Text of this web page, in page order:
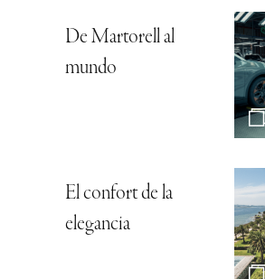
De Martorell al
mundo
El confort de la
elegancia